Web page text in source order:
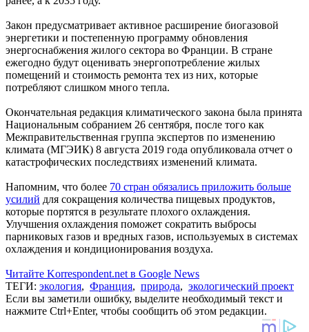
Закон предусматривает активное расширение биогазовой
энергетики и постепенную программу обновления
энергоснабжения жилого сектора во Франции. В стране
ежегодно будут оценивать энергопотребление жилых
помещений и стоимость ремонта тех из них, которые
потребляют слишком много тепла.
Окончательная редакция климатического закона была принята
Национальным собранием 26 сентября, после того как
Межправительственная группа экспертов по изменению
климата (МГЭИК) 8 августа 2019 года опубликовала отчет о
катастрофических последствиях изменений климата.
Напомним, что более 70 стран обязались приложить больше
усилий для сокращения количества пищевых продуктов,
которые портятся в результате плохого охлаждения.
Улучшения охлаждения поможет сократить выбросы
парниковых газов и вредных газов, используемых в системах
охлаждения и кондиционирования воздуха.
Читайте Korrespondent.net в Google News
ТЕГИ: экология, Франция, природа, экологический проект
Если вы заметили ошибку, выделите необходимый текст и
нажмите Ctrl+Enter, чтобы сообщить об этом редакции.